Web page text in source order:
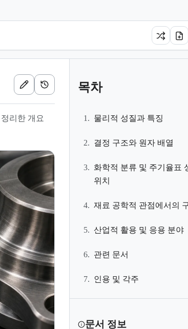
리한 개요
목차
1. 물리적 성질과 특징
2. 결정 구조와 원자 배열
3. 화학적 분류 및 주기율표
위치
4. 재료 공학적 관점에서의
5. 산업적 활용 및 응용 분야
6. 관련 문서
7. 인용 및 각주
문서 정보